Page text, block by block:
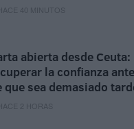
40 MINUTOS
abierta desde Ceuta:
la confianza
que sea demasiado
2 HORAS